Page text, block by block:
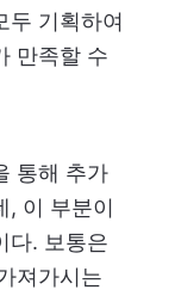
두 기획하여
만족할 수
통해 추가
, 이 부분이
다. 보통은
져가시는